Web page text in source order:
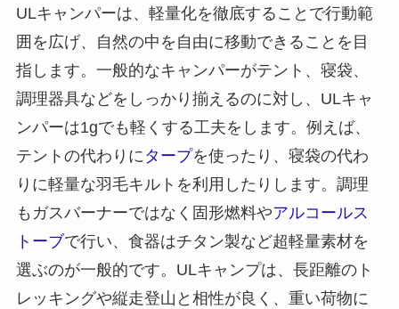
ULキャンパーは、軽量化を徹底することで行動範
囲を広げ、自然の中を自由に移動できることを目
指します。一般的なキャンパーがテント、寝袋、
調理器具などをしっかり揃えるのに対し、ULキャ
ンパーは1gでも軽くする工夫をします。例えば、
テントの代わりにタープを使ったり、寝袋の代わ
りに軽量な羽毛キルトを利用したりします。調理
もガスバーナーではなく固形燃料やアルコールス
トーブで行い、食器はチタン製など超軽量素材を
選ぶのが一般的です。ULキャンプは、長距離のト
レッキングや縦走登山と相性が良く、重い荷物に